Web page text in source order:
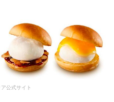
ア公式サイト